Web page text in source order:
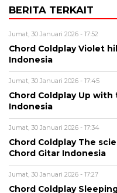
BERITA TERKAIT
Jumat, 30 Januari 2026 - 17:52
Chord Coldplay Violet
Indonesia
Jumat, 30 Januari 2026 - 17:45
Chord Coldplay Up with
Indonesia
Jumat, 30 Januari 2026 - 17:34
Chord Coldplay The
Chord Gitar Indonesia
Jumat, 30 Januari 2026 - 17:27
Chord Coldplay